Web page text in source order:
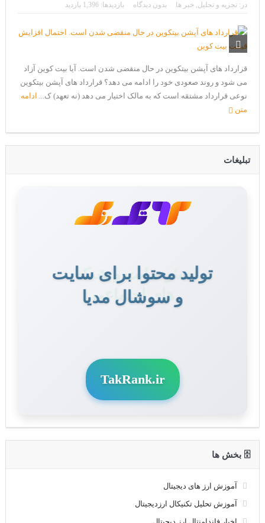
بیت کوین به امید ETF به 60،000 دلار رسید!
ایردراپ رمزارز Morpher (MPH)
در: تجزیه و تحلیل, خبر ها بدون دیدگاه بازدیدها: 1,396 بازدید
قرارداد های آپشن بیتکوین در حال منقضی شدن است. آیا بیت کوین آزاد
می شود و روند صعودی خود را ادامه می دهد؟ قرارداد های آپشن بیتکوین
نوعی قرارداد مشتقه است که به مالک اختیار می دهد (نه تعهد) ک... ادامه
متن
تبلیغات
تولید محتوا برای سایت
و سوشال مدیا
TakRank.ir
🗄 بخش ها
آموزش ارز های دیجیتال
آموزش تحلیل تکنیکال ارزدیجیتال